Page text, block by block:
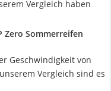
Vergleich haben
Zero Sommerreifen
Geschwindigkeit von
Vergleich sind es